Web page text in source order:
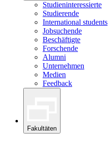
Studieninteressierte
Studierende
International students
Jobsuchende
Beschäftigte
Forschende
Alumni
Unternehmen
Medien
Feedback
Fakultäten